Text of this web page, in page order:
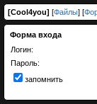
[Cool4you] [Файлы] [
Форма входа
Логин:
Пароль:
запомнить